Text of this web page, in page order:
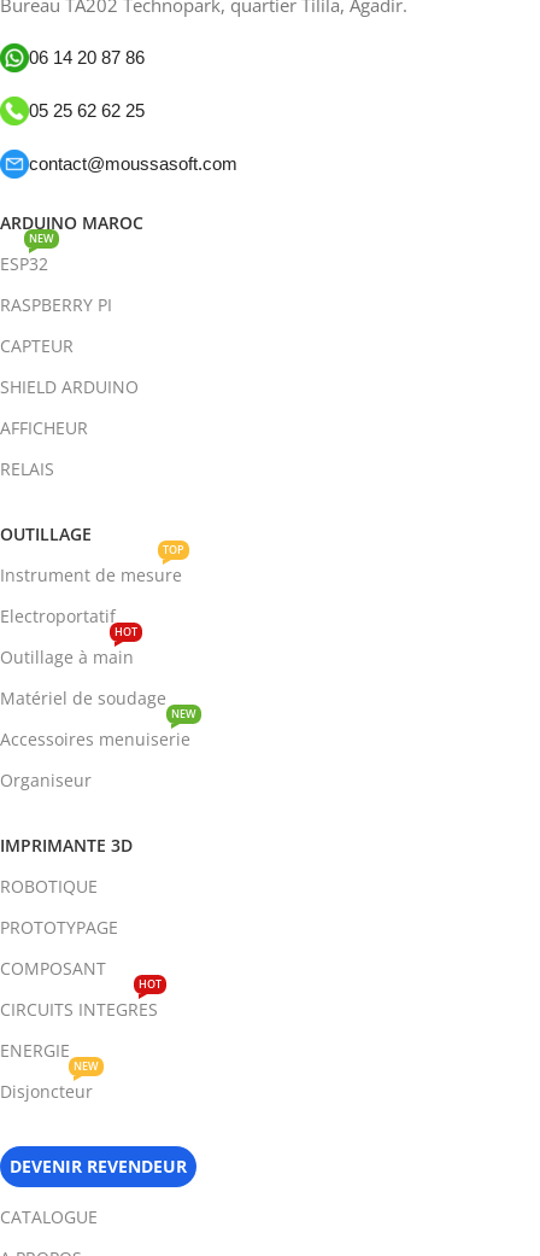
06 14 20 87 86
05 25 62 62 25
contact@moussasoft.com
ARDUINO MAROC
ESP32
NEW
RASPBERRY PI
CAPTEUR
SHIELD ARDUINO
AFFICHEUR
RELAIS
OUTILLAGE
Instrument de mesure
TOP
Electroportatif
Outillage à main
HOT
Matériel de soudage
Accessoires menuiserie
NEW
Organiseur
IMPRIMANTE 3D
ROBOTIQUE
PROTOTYPAGE
COMPOSANT
CIRCUITS INTEGRES
HOT
ENERGIE
Disjoncteur
NEW
DEVENIR REVENDEUR
CATALOGUE